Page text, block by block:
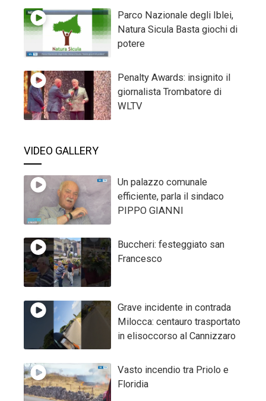
Parco Nazionale degli Iblei,
Natura Sicula Basta giochi di
potere
Penalty Awards: insignito il
giornalista Trombatore di
WLTV
VIDEO GALLERY
Un palazzo comunale
efficiente, parla il sindaco
PIPPO GIANNI
Buccheri: festeggiato san
Francesco
Grave incidente in contrada
Milocca: centauro trasportato
in elisoccorso al Cannizzaro
Vasto incendio tra Priolo e
Floridia